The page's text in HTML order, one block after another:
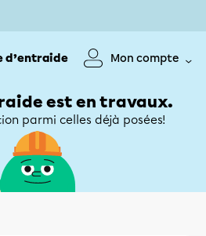
d’entraide Mon compte
est en travaux.
parmi celles déjà posées!